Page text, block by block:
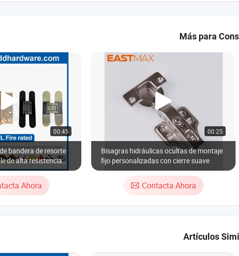
Más para
00:45
bandera de resorte
de alta resistencia
incendios,
D&D Hardware,
ajustable tipo SS
Ahora
00:25
Bisagras hidráulicas ocultas de montaje
fijo personalizadas con cierre suave
Contacta Ahora
Artículos